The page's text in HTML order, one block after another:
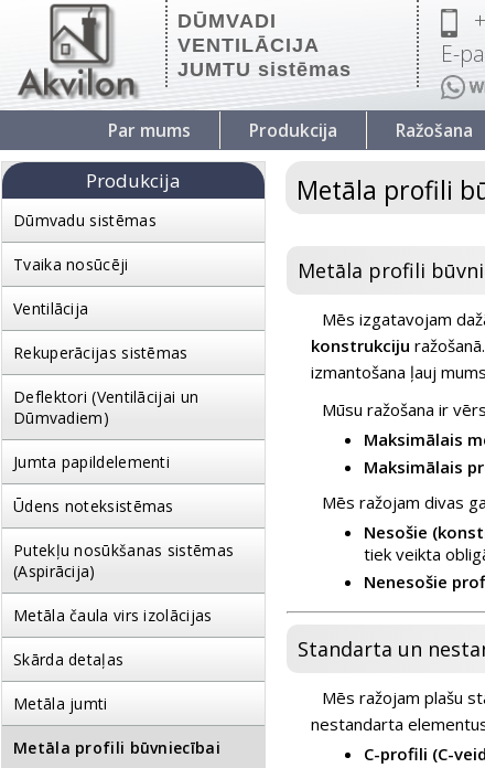
DŪMVADI
VENTILĀCIJA
JUMTU sistēmas
E-
Ražošana
Produkcija
Par mums
Produkcija
Dūmvadu sistēmas
Tvaika nosūcēji
Ventilācija
Rekuperācijas sistēmas
Deflektori (Ventilācijai un
Dūmvadiem)
Jumta papildelementi
Ūdens noteksistēmas
Putekļu nosūkšanas sistēmas
(Aspirācija)
Metāla čaula virs izolācijas
Skārda detaļas
Metāla jumti
Metāla profili būvniecībai
Metāla profili
Metāla profili
Mēs izgatavojam
konstrukciju
izmantošana ļauj
Mūsu ražošana ir
Maksimālais
Maksimālais
Mēs ražojam divas
Nesošie
tiek veikta
Nenesošie
Standarta un
Mēs ražojam plašu
nestandarta
C-profili (C-